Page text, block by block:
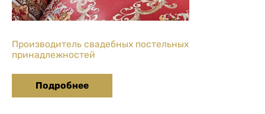
Производитель свадебных постельных
принадлежностей
Подробнее